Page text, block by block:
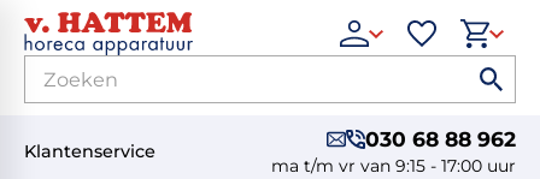
Klantenservice 030 68 88 962
ma t/m vr van 9:15 - 17:00 uur